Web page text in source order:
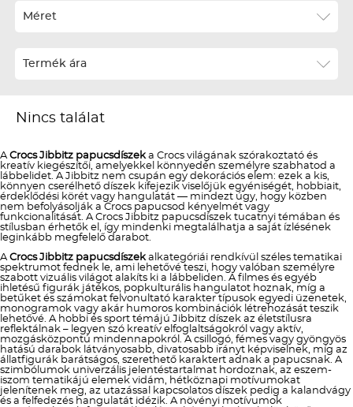
Téli termékek előre ár szerint növekvő
Méret
Termék ára
Nincs találat
ACrocs Jibbitz papucsdíszeka Crocs világának szórakoztató és
kreatív kiegészítői, amelyekkel könnyedén személyre szabhatod a
lábbelidet. A Jibbitz nem csupán egy dekorációs elem: ezek a kis,
könnyen cserélhető díszek kifejezik viselőjük egyéniségét, hobbiait,
érdeklődési körét vagy hangulatát — mindezt úgy, hogy közben
nem befolyásolják a Crocs papucsod kényelmét vagy
funkcionalitását. A Crocs Jibbitz papucsdíszek tucatnyi témában és
stílusban érhetők el, így mindenki megtalálhatja a saját ízlésének
leginkább megfelelő darabot.
ACrocs Jibbitz papucsdíszekalkategóriái rendkívül széles tematikai
spektrumot fednek le, ami lehetővé teszi, hogy valóban személyre
szabott vizuális világot alakíts ki a lábbeliden. A filmes és egyéb
ihletésű figurák játékos, popkulturális hangulatot hoznak, míg a
betűket és számokat felvonultató karakter típusok egyedi üzenetek,
monogramok vagy akár humoros kombinációk létrehozását teszik
lehetővé. A hobbi és sport témájú Jibbitz díszek az életstílusra
reflektálnak – legyen szó kreatív elfoglaltságokról vagy aktív,
mozgásközpontú mindennapokról. A csillogó, fémes vagy gyöngyös
hatású darabok látványosabb, divatosabb irányt képviselnek, míg az
állatfigurák barátságos, szerethető karaktert adnak a papucsnak. A
szimbólumok univerzális jelentéstartalmat hordoznak, az eszem-
iszom tematikájú elemek vidám, hétköznapi motívumokat
jelenítenek meg, az utazással kapcsolatos díszek pedig a kalandvágy
és a felfedezés hangulatát idézik. A növényi motívumok